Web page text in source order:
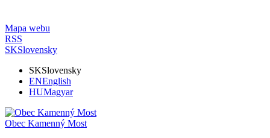
Mapa webu
RSS
SKSlovensky
SKSlovensky
ENEnglish
HUMagyar
Obec Kamenný Most